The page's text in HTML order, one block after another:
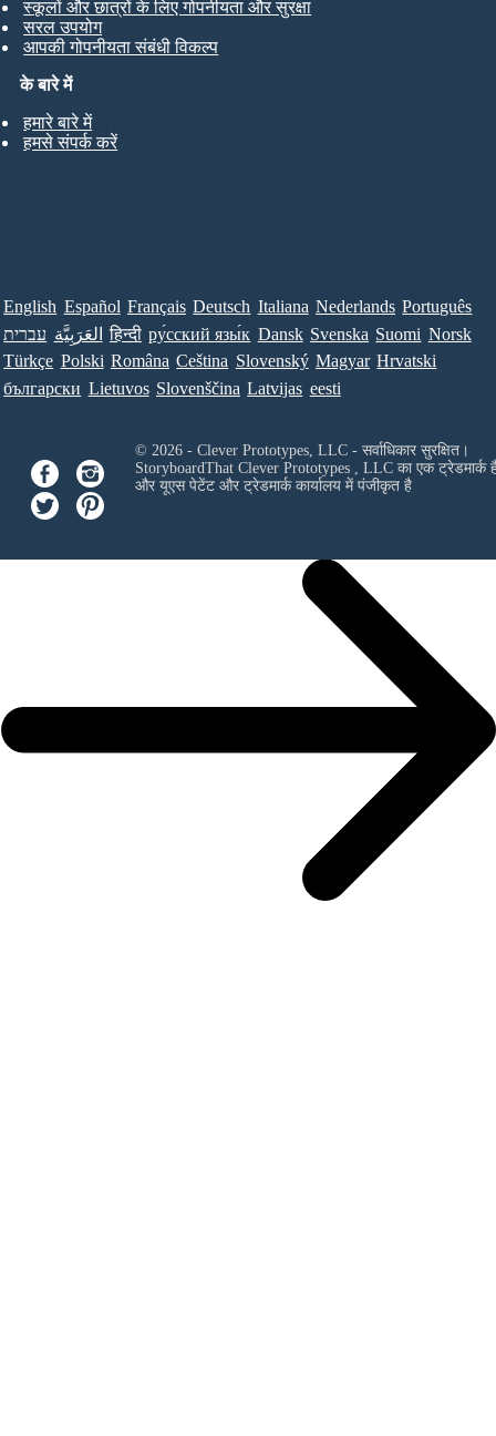
के बारे में
हमारे बारे में
हमसे संपर्क करें
स्कूलों और छात्रों के लिए गोपनीयता और सुरक्षा
सरल उपयोग
आपकी गोपनीयता संबंधी विकल्प
English Español Français Deutsch Italiana Nederlands Português
עברית العَرَبِيَّة हिन्दी ру́сский язы́к Dansk Svenska Suomi Norsk
Türkçe Polski Româna Ceština Slovenský Magyar Hrvatski
български Lietuvos Slovenščina Latvijas eesti
© 2026 - Clever Prototypes, LLC - सर्वाधिकार सुरक्षित।
StoryboardThat Clever Prototypes , LLCका एक ट्रेडमार्क
और यूएस पेटेंट और ट्रेडमार्क कार्यालय में पंजीकृत है